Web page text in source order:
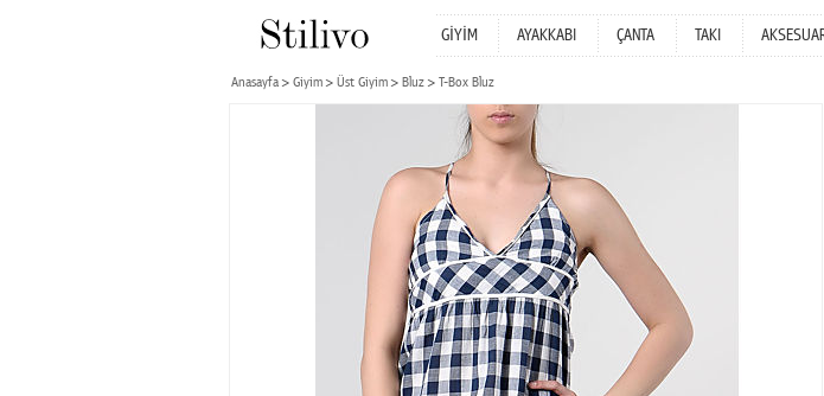
GİYİM AYAKKABI ÇANTA TAKI
Anasayfa Giyim Üst Giyim Bluz T-Box Bluz